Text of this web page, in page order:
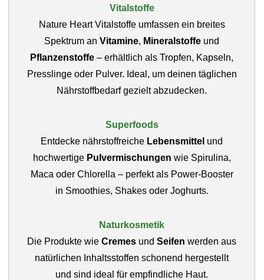
Vitalstoffe
Nature Heart Vitalstoffe umfassen ein breites
Spektrum anVitamine, Mineralstoffe und
Pflanzenstoffe – erhältlich als Tropfen, Kapseln,
Presslinge oder Pulver. Ideal, um deinen täglichen
Nährstoffbedarf gezielt abzudecken.
Superfoods
Entdecke nährstoffreiche Lebensmittel und
hochwertige Pulvermischungen wie Spirulina,
Maca oder Chlorella – perfekt als Power-Booster
in Smoothies, Shakes oder Joghurts.
Naturkosmetik
Die Produkte wieCremes undSeifen werden aus
natürlichen Inhaltsstoffen schonend hergestellt
und sind ideal für empfindliche Haut.